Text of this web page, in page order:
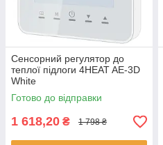
Сенсорний регулятор до
теплої підлоги 4HEAT AE-3D
White
Готово до відправки
1 618,20 ₴ 1 798 ₴